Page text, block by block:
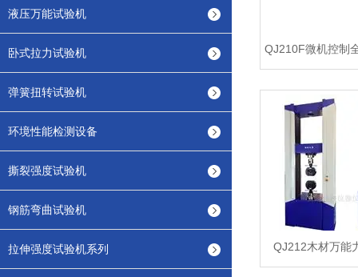
液压万能试验机
卧式拉力试验机
弹簧扭转试验机
环境性能检测设备
撕裂强度试验机
钢筋弯曲试验机
拉伸强度试验机系列 QJ212木材万能